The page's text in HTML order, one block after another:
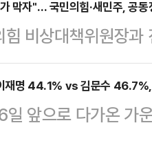
이제는 이준석 후보
.이어 "6개월간 지속
와 지난 3년간 망…
했다. 두 후보 간 격
' '커피 원가 120원' '
후보의 뒷심이 맞물
에서는 국민의힘을
상이 발생했을 가능
막자"… 국민의힘·새민주, 공동
힘 비상대책위원장
제7공화국 개헌추
당선에 따른 '괴물독
문수 국민의힘 대선
재명 44.1% vs 김문수
일 앞으로 다가온 가